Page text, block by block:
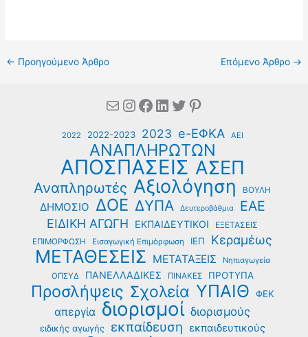
← Προηγούμενο Άρθρο Επόμενο Άρθρο →
MailInstagram
Facebook
Linkedin
Twitter
Pinterest
2022 2022-2023 2023 e-ΕΦΚΑ ΑΕΙ
ΑΝΑΠΛΗΡΩΤΩΝ
ΑΠΟΣΠΑΣΕΙΣ ΑΣΕΠ
Αναπληρωτές Αξιολόγηση ΒΟΥΛΗ
ΔΗΜΟΣΙΟ ΔΟΕ ΔΥΠΑ Δευτεροβάθμια ΕΑΕ
ΕΙΔΙΚΗ ΑΓΩΓΗ ΕΚΠΑΙΔΕΥΤΙΚΟΙ ΕΞΕΤΑΣΕΙΣ
ΕΠΙΜΟΡΦΩΣΗ Εισαγωγική Επιμόρφωση ΙΕΠ Κεραμέως
ΜΕΤΑΘΕΣΕΙΣ ΜΕΤΑΤΑΞΕΙΣ
Νηπιαγωγεία
ΟΠΣΥΔ
ΠΑΝΕΛΛΑΔΙΚΕΣ ΠΙΝΑΚΕΣ ΠΡΟΤΥΠΑ
Προσλήψεις Σχολεία ΥΠΑΙΘ ΦΕΚ
απεργία διορισμοί διορισμούς
ειδικής αγωγής εκπαίδευση εκπαιδευτικούς